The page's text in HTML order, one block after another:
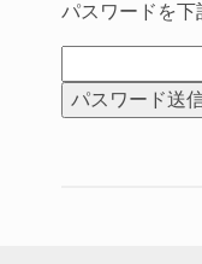
パスワードを下